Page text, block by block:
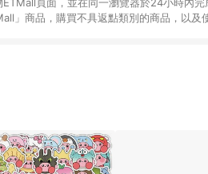
」商品，購買不具返點類別的商品，以及
、退款或購物中登出東森購物ETMall，將
高回饋點數」機制(特殊活動時開放「回饋
、顏色、價位、贈品與東森購物ETMall銷
天以內至LINE購物客服洽詢；若超過
使用，或不適用於無回饋商品。各點數紅